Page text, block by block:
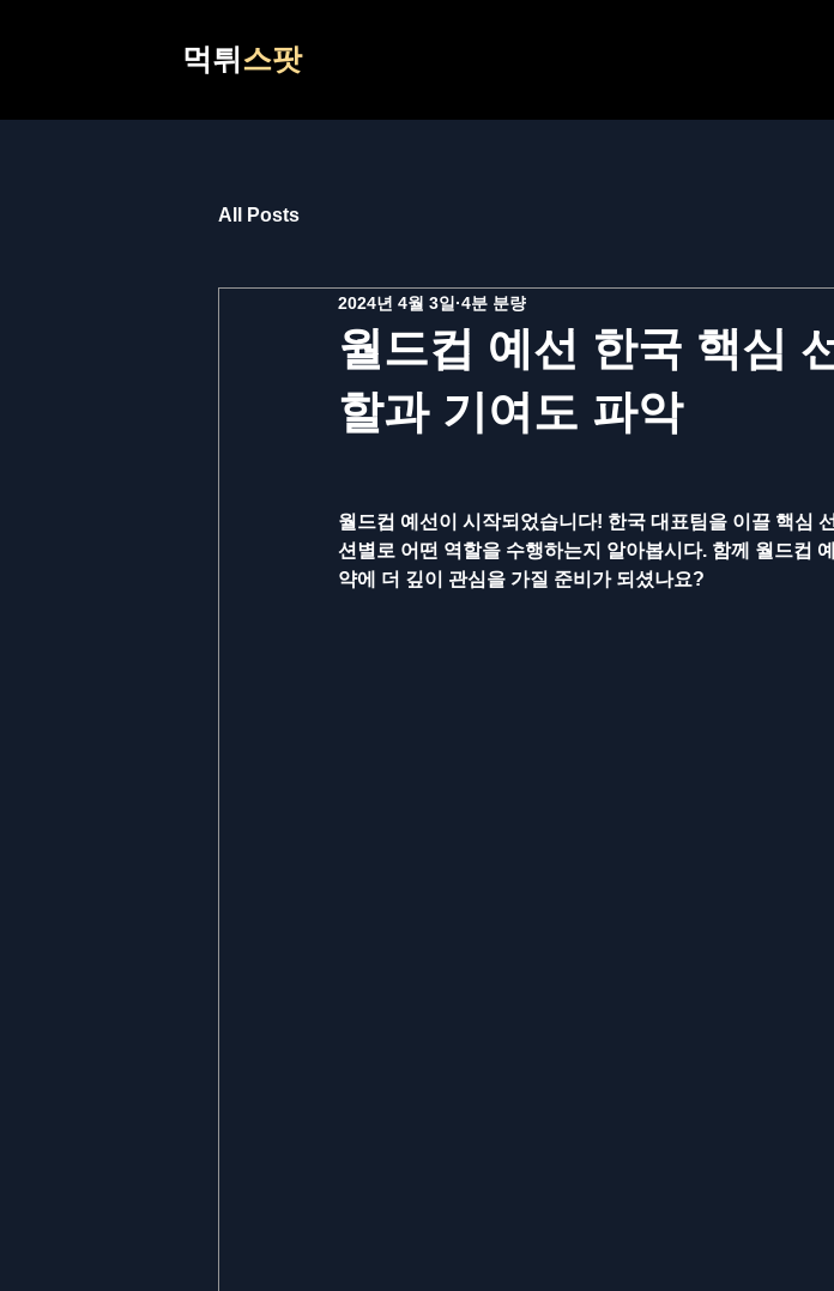
먹튀 스팟
All Posts
월드컵 예선 한국 핵심
할과 기여도 파악
2024년 4월 3일 4분 분량
월드컵 예선이 시작되었습니다! 한국 대표팀을 이끌 핵심
션별로 어떤 역할을 수행하는지 알아봅시다. 함께 월드컵
약에 더 깊이 관심을 가질 준비가 되셨나요?